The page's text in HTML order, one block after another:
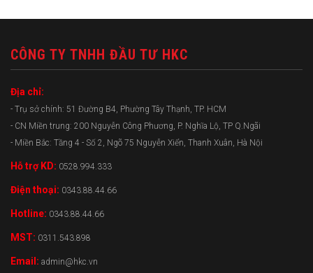
CÔNG TY TNHH ĐẦU TƯ HKC
Địa chỉ:
- Trụ sở chính: 51 Đường B4, Phường Tây Thạnh, TP. HCM
- CN Miền trung: 200 Nguyễn Công Phương, P. Nghĩa Lộ, TP Q.Ngãi
- Miền Bắc: Tầng 4 - Số 2, Ngõ 75 Nguyễn Xiển, Thanh Xuân, Hà Nội
Hỗ trợ KD: 0528.994.333
Điện thoại: 0343.88.44.66
Hotline: 0343.88.44.66
MST: 0311.543.898
Email: admin@hkc.vn